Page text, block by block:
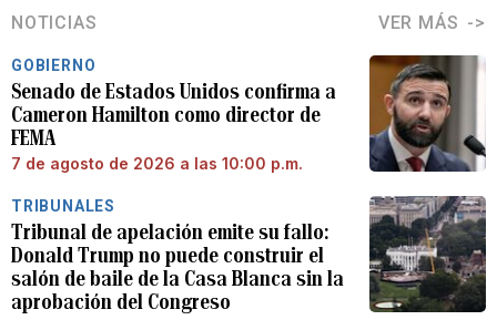
NOTICIAS VER MÁS
GOBIERNO
Senado de Estados Unidos confirma a
Cameron Hamilton como director de
FEMA
7 de agosto de 2026 a las 10:00 p.m.
TRIBUNALES
Tribunal de apelación emite su fallo:
Donald Trump no puede construir el
salón de baile de la Casa Blanca sin la
aprobación del Congreso